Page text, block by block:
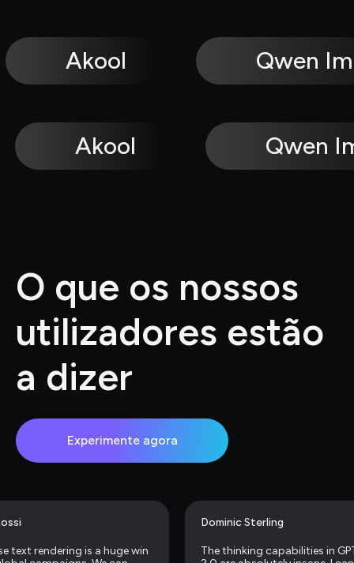
Akool Qwen
Akool Qwen
O que os nossos
utilizadores estão
a dizer
Experimente agora
text rendering is a huge win
Dominic Sterling
The thinking capabilities in